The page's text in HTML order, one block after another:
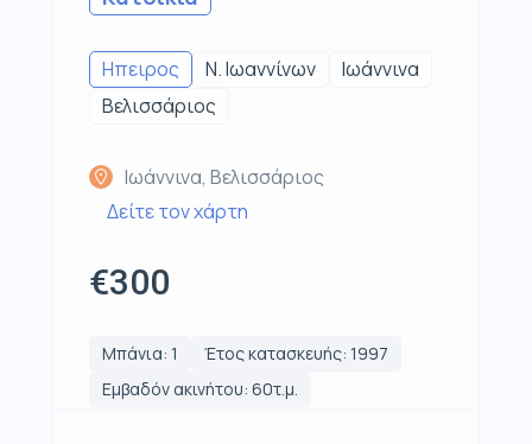
Ηπειρος Ν. Ιωαννίνων
Ιωάννινα
Βελισσάριος
Ιωάννινα, Βελισσάριος
Δείτε τον χάρτη
€300
Μπάνια: 1
Έτος κατασκευής: 1997
Εμβαδόν ακινήτου: 60τ.μ.